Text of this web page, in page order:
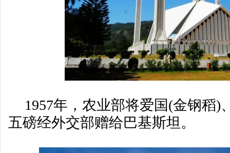
1957年，农业部将爱国(金钢稻)
五磅经外交部赠给巴基斯坦。